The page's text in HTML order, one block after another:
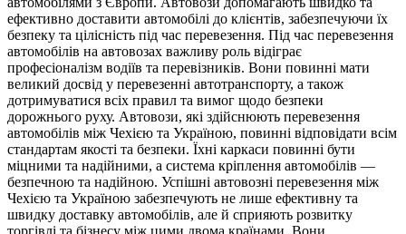
ефективно доставити автомобілі до клієнтів, забезпечуючи їх
безпеку та цілісність під час перевезення. Під час перевезення
автомобілів на автовозах важливу роль відіграє
професіоналізм водіїв та перевізників. Вони повинні мати
великий досвід у перевезенні автотранспорту, а також
дотримуватися всіх правил та вимог щодо безпеки
дорожнього руху. Автовози, які здійснюють перевезення
автомобілів між Чехією та Україною, повинні відповідати всім
стандартам якості та безпеки. Їхні каркаси повинні бути
міцними та надійними, а система кріплення автомобілів —
безпечною та надійною. Успішні автовозні перевезення між
Чехією та Україною забезпечують не лише ефективну та
швидку доставку автомобілів, але й сприяють розвитку